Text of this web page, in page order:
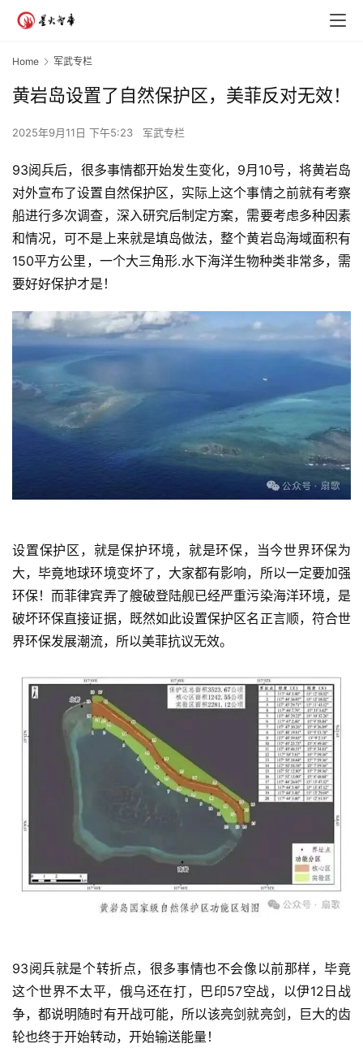
Home 军武专栏
黄岩岛设置了自然保护区，美菲反对无效！
2025年9月11日 下午5:23 军武专栏
93阅兵后，很多事情都开始发生变化，9月10号，将黄岩岛
对外宣布了设置自然保护区，实际上这个事情之前就有考察
船进行多次调查，深入研究后制定方案，需要考虑多种因素
和情况，可不是上来就是填岛做法，整个黄岩岛海域面积有
150平方公里，一个大三角形.水下海洋生物种类非常多，需
要好好保护才是！
设置保护区，就是保护环境，就是环保，当今世界环保为
大，毕竟地球环境变坏了，大家都有影响，所以一定要加强
环保！而菲律宾弄了艘破登陆舰已经严重污染海洋环境，是
破坏环保直接证据，既然如此设置保护区名正言顺，符合世
界环保发展潮流，所以美菲抗议无效。
93阅兵就是个转折点，很多事情也不会像以前那样，毕竟
这个世界不太平，俄乌还在打，巴印57空战，以伊12日战
争，都说明随时有开战可能，所以该亮剑就亮剑，巨大的齿
轮也终于开始转动，开始输送能量！